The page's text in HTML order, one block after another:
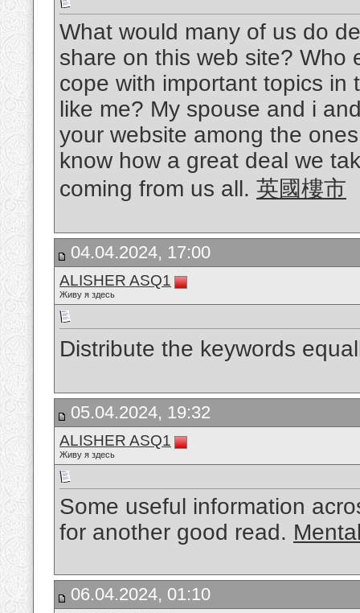
What would many of us do
share on this web site? Who
cope with important topics in
like me? My spouse and i
your website among the
know how a great deal we
coming from us all. 英國樓市
04.04.2024, 17:00
ALISHER ASQ1
Живу я здесь
Distribute the keywords
05.04.2024, 19:32
ALISHER ASQ1
Живу я здесь
Some useful information
for another good read.
06.04.2024, 01:10